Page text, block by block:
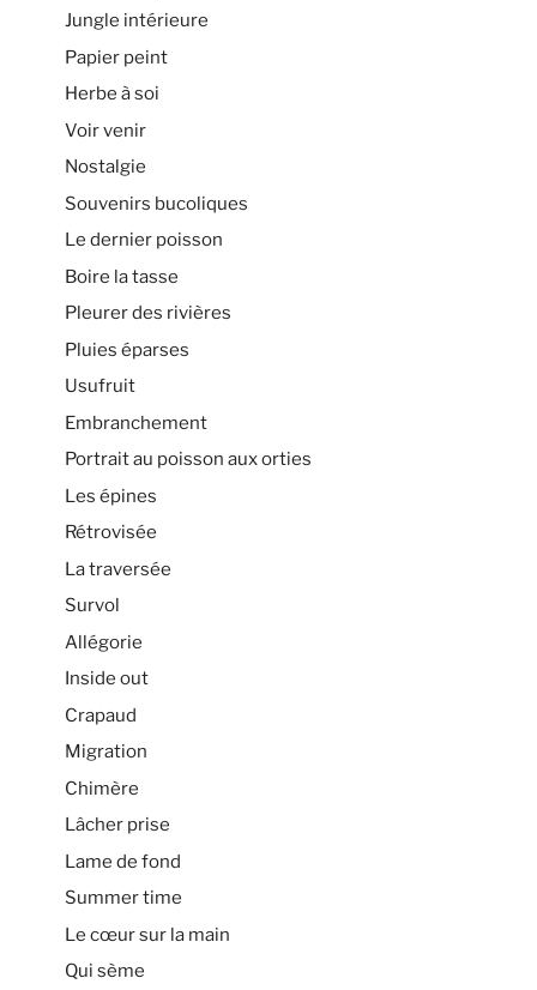
Jungle intérieure
Papier peint
Herbe à soi
Voir venir
Nostalgie
Souvenirs bucoliques
Le dernier poisson
Boire la tasse
Pleurer des rivières
Pluies éparses
Usufruit
Embranchement
Portrait au poisson aux orties
Les épines
Rétrovisée
La traversée
Survol
Allégorie
Inside out
Crapaud
Migration
Chimère
Lâcher prise
Lame de fond
Summer time
Le cœur sur la main
Qui sème